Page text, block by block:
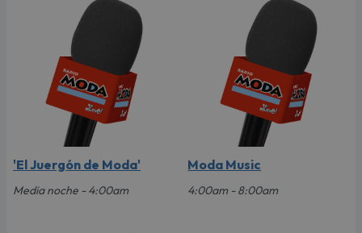
'El Juergón de Moda'
Media noche - 4:00am
Moda Music
4:00am - 8:00am